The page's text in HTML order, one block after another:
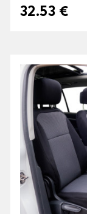
32.53 €